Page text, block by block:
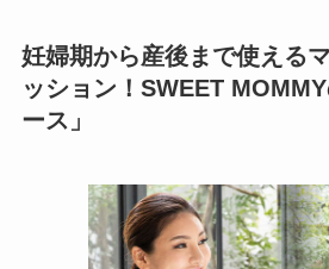
妊婦期から産後まで使える
ッション！SWEET
ース」